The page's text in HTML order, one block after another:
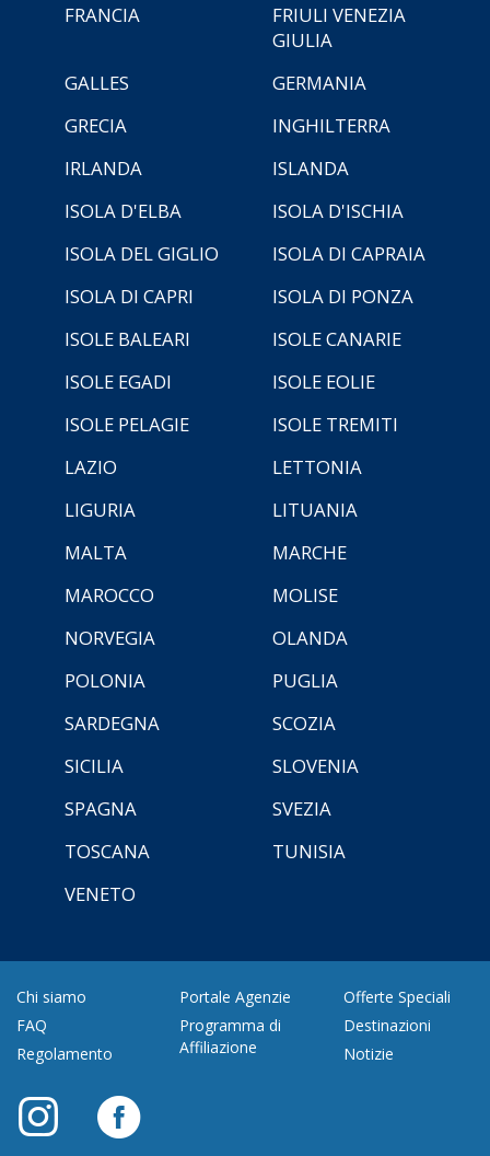
FRANCIA
FRIULI VENEZIA
GIULIA
GALLES
GERMANIA
GRECIA
INGHILTERRA
IRLANDA
ISLANDA
ISOLA D'ELBA
ISOLA D'ISCHIA
ISOLA DEL GIGLIO
ISOLA DI CAPRAIA
ISOLA DI CAPRI
ISOLA DI PONZA
ISOLE BALEARI
ISOLE CANARIE
ISOLE EGADI
ISOLE EOLIE
ISOLE PELAGIE
ISOLE TREMITI
LAZIO
LETTONIA
LIGURIA
LITUANIA
MALTA
MARCHE
MAROCCO
MOLISE
NORVEGIA
OLANDA
POLONIA
PUGLIA
SARDEGNA
SCOZIA
SICILIA
SLOVENIA
SPAGNA
SVEZIA
TOSCANA
TUNISIA
VENETO
Chi siamo
FAQ
Regolamento
Portale Agenzie
Programma di
Affiliazione
Offerte Speciali
Destinazioni
Notizie